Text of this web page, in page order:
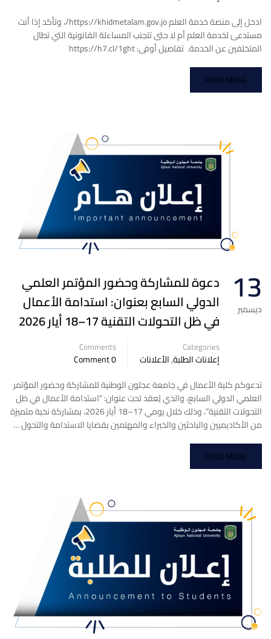
ادخل إلى منصة خدمة العلم https://khidmetalam.gov.jo/، وتأكد إذا أنت
مستدعىً لخدمة العلم أم لا حتى تتجنب المساءلة القانونية التي تطال
المتخلفين عن الخدمة. تفاصيل أوفى: https://h7.cl/1ght
READ MORE
13
ديسمبر
دعوة للمشاركة وحضور المؤتمر العلمي
الدولي السابع بعنوان: استدامة الأعمال
في ظل التحولات التقنية 17–18 أيار 2026
Categories
إعلانات الطلبة,الأعلانات
Comments
0 Comment
تدعوكم كلية الأعمال في جامعة عجلون الوطنية للمشاركة وحضور المؤتمر
العلمي الدولي السابع، والذي يُعقد تحت عنوان: “استدامة الأعمال في ظل
التحولات التقنية”، وذلك خلال يومي 17–18 أيار 2026، بمشاركة نخبة متميزة
من الأكاديميين والباحثين والخبراء والمهتمين بقضايا الاستدامة والتحول …
READ MORE